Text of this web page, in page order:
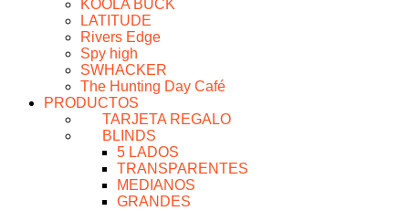
KOOLA BUCK
LATITUDE
Rivers Edge
Spy high
SWHACKER
The Hunting Day Café
PRODUCTOS
TARJETA REGALO
BLINDS
5 LADOS
TRANSPARENTES
MEDIANOS
GRANDES